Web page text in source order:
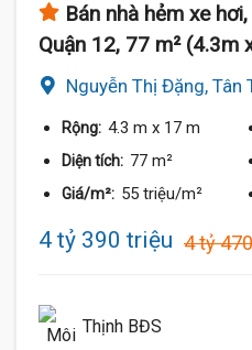
Bán nhà hẻm xe
Quận 12, 77 m² (4.3m
Nguyễn Thị Đặng, Tân
Rộng: 4.3 m x 17 m
Diện tích: 77 m²
Giá/m²: 55 triệu/m²
4 tỷ 390 triệu 4 tỷ
Thịnh BĐS